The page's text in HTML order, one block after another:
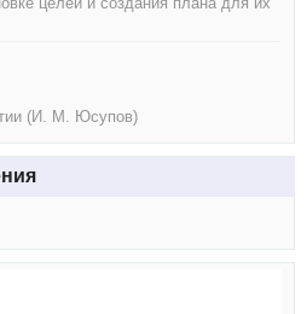
(И. М. Юсупов)